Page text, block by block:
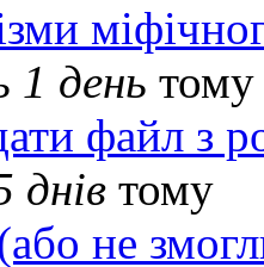
день тому
файл з
днів тому
не